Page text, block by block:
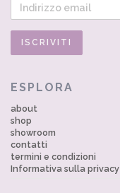
ESPLORA
about
shop
showroom
contatti
termini e condizioni
Informativa sulla privacy